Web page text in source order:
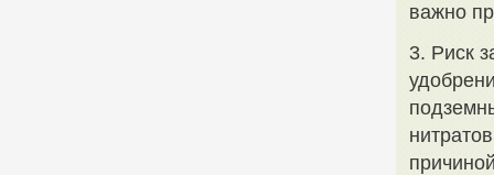
важно
3. Риск